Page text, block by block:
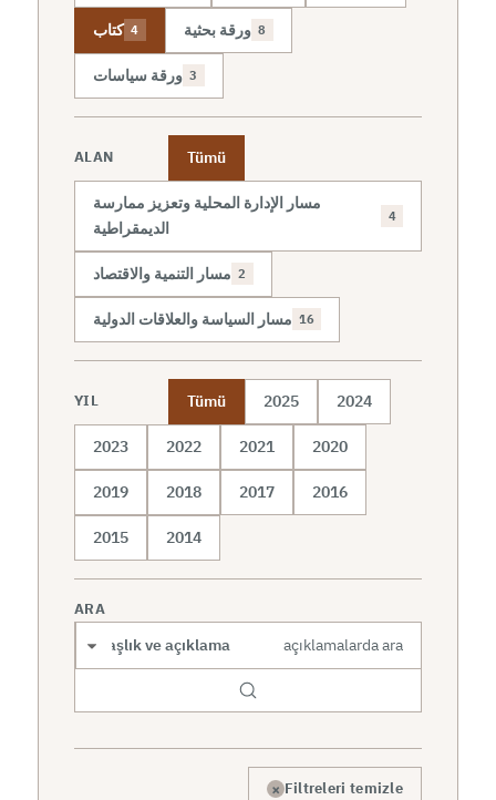
كتاب 4 ورقة بحثية 8
ورقة سياسات 3
ALAN Tümü
مسار الإدارة المحلية وتعزيز ممارسة
الديمقراطية
4
مسار التنمية والاقتصاد 2
مسار السياسة والعلاقات الدولية 16
YIL Tümü 2025 2024
2023 2022 2021 2020
2019 2018 2017 2016
2015 2014
ARA
× Filtreleri temizle